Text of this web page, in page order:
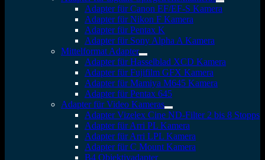
Adapter für Canon EF/EF-S Kamera
Adapter für Nikon F Kamera
Adapter für Pentax K
Adapter für Sony Alpha A Kamera
Mittelformat Adapter
Adapter für Hasselblad XCD Kamera
Adapter für Fujifilm GFX Kamera
Adapter für Mamiya M645 Kamera
Adapter für Pentax 645
Adapter für Video Kameras
Adapter Vizelex Cine ND-Filter 2 bis 8 Stopps
Adapter für Arri PL Kamera
Adapter für Arri LPL Kamera
Adapter für C Mount Kamera
B4 Objektivadapter